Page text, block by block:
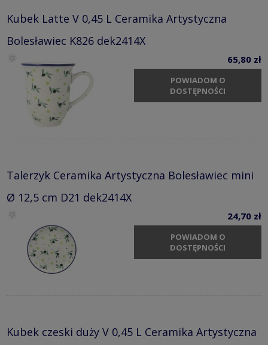
Kubek Latte V 0,45 L Ceramika Artystyczna
Bolesławiec K826 dek2414X
65,80 zł
POWIADOM O
DOSTĘPNOŚCI
Talerzyk Ceramika Artystyczna Bolesławiec mini
Ø 12,5 cm D21 dek2414X
24,70 zł
POWIADOM O
DOSTĘPNOŚCI
Kubek czeski duży V 0,45 L Ceramika Artystyczna